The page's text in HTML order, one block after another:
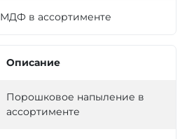
МДФ в ассортименте
Описание
Порошковое напыление в
ассортименте